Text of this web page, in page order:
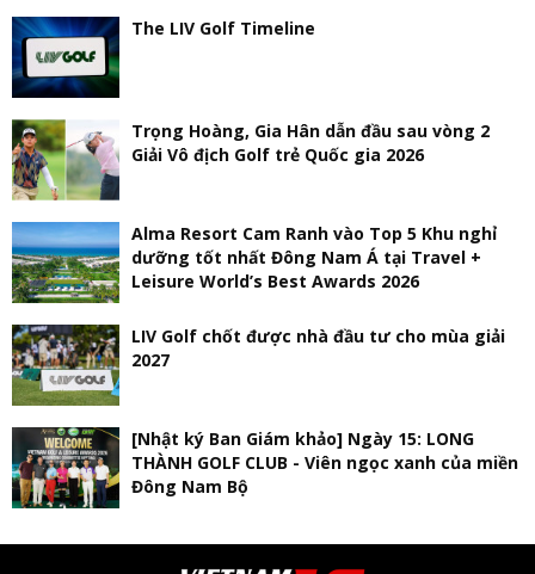
The LIV Golf Timeline
Trọng Hoàng, Gia Hân dẫn đầu sau vòng 2
Giải Vô địch Golf trẻ Quốc gia 2026
Alma Resort Cam Ranh vào Top 5 Khu nghỉ
dưỡng tốt nhất Đông Nam Á tại Travel +
Leisure World’s Best Awards 2026
LIV Golf chốt được nhà đầu tư cho mùa giải
2027
[Nhật ký Ban Giám khảo] Ngày 15: LONG
THÀNH GOLF CLUB - Viên ngọc xanh của miền
Đông Nam Bộ